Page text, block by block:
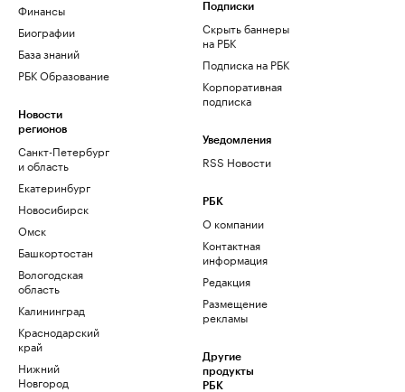
Финансы
Биографии
База знаний
РБК Образование
Новости
регионов
Санкт-Петербург
и область
Екатеринбург
Новосибирск
Омск
Башкортостан
Вологодская
область
Калининград
Краснодарский
край
Нижний
Новгород
Подписки
Скрыть баннеры
на РБК
Подписка на РБК
Корпоративная
подписка
Уведомления
RSS Новости
РБК
О компании
Контактная
информация
Редакция
Размещение
рекламы
Другие
продукты
РБК